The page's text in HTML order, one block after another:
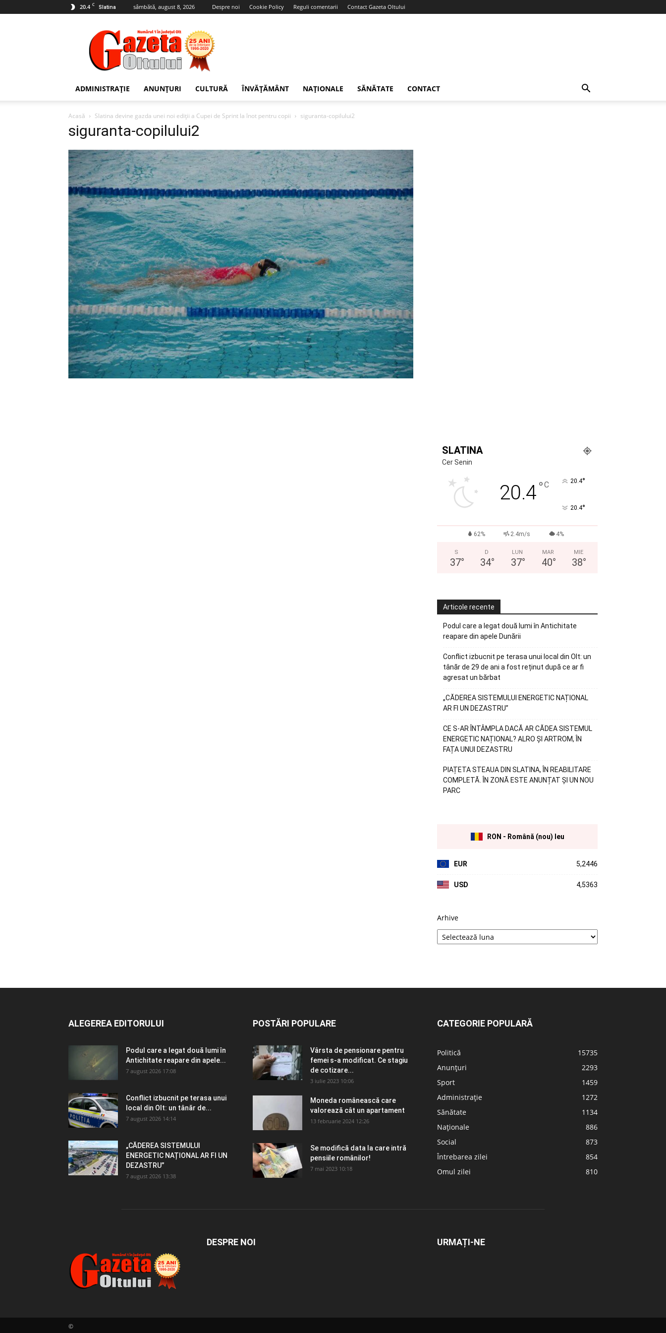
20.4 C Slatina sâmbătă, august 8, 2026 Despre noi Cookie Policy Reguli comentarii Contact Gazeta Oltului
Gazeta
Oltului
ADMINISTRAȚIE ANUNȚURI CULTURĂ ÎNVĂȚĂMÂNT NAȚIONALE SĂNĂTATE CONTACT
Acasă Slatina devine gazda unei noi ediții a Cupei de Sprint la înot pentru copii siguranta-copilului2
siguranta-copilului2
SLATINA
Cer Senin
20.4°C 20.4°
20.4°
62% 2.4m/s 4%
S
37°
D
34°
LUN
37°
MAR
40°
MIE
38°
Articole recente
Podul care a legat două lumi în Antichitate
reapare din apele Dunării
Conflict izbucnit pe terasa unui local din Olt: un
tânăr de 29 de ani a fost reținut după ce ar fi
agresat un bărbat
„CĂDEREA SISTEMULUI ENERGETIC NAȚIONAL
AR FI UN DEZASTRU”
CE S-AR ÎNTÂMPLA DACĂ AR CĂDEA SISTEMUL
ENERGETIC NAȚIONAL? ALRO ȘI ARTROM, ÎN
FAȚA UNUI DEZASTRU
PIAȚETA STEAUA DIN SLATINA, ÎN REABILITARE
COMPLETĂ. ÎN ZONĂ ESTE ANUNȚAT ȘI UN NOU
PARC
RON - Română (nou) leu
EUR 5,2446
USD 4,5363
Arhive
ALEGEREA EDITORULUI
Podul care a legat două lumi în
Antichitate reapare din apele...
7 august 2026 17:08
Conflict izbucnit pe terasa unui
local din Olt: un tânăr de...
7 august 2026 14:14
„CĂDEREA SISTEMULUI
ENERGETIC NAȚIONAL AR FI UN
DEZASTRU”
7 august 2026 13:38
POSTĂRI POPULARE
Vârsta de pensionare pentru
femei s-a modificat. Ce stagiu
de cotizare...
3 iulie 2023 10:06
Moneda românească care
valorează cât un apartament
13 februarie 2024 12:26
Se modifică data la care intră
pensiile românilor!
7 mai 2023 10:18
CATEGORIE POPULARĂ
Politică
15735
Anunțuri
2293
Sport
1459
Administrație
1272
Sănătate
1134
Naționale
886
Social
873
Întrebarea zilei
854
Omul zilei
810
DESPRE NOI URMAȚI-NE
©